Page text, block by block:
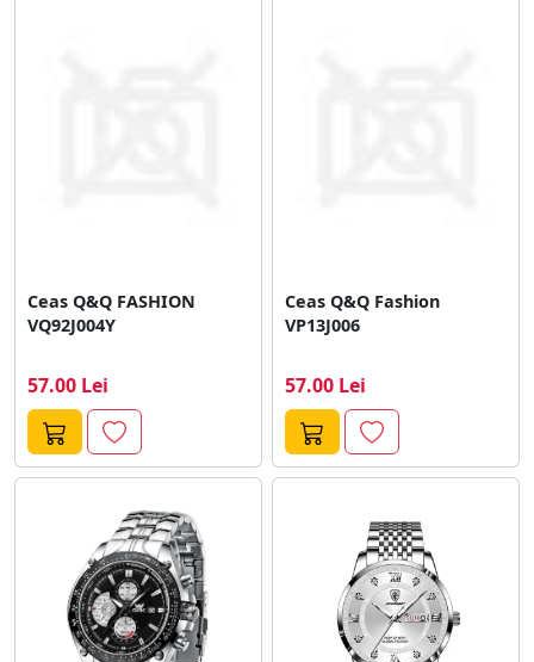
Ceas Q&Q FASHION
VQ92J004Y
57.00 Lei
Ceas Q&Q Fashion
VP13J006
57.00 Lei